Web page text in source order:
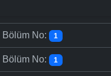
Bölüm No: 1
Bölüm No: 1